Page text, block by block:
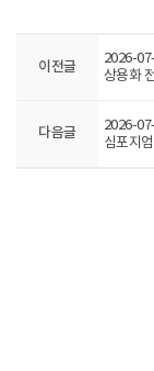
이전글
2026-
상용화
다음글
2026-
심포지엄